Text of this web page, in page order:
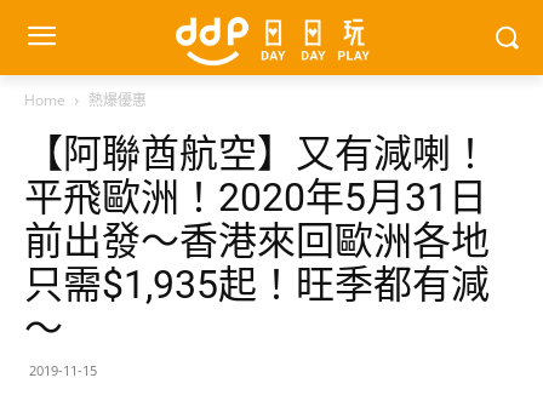
Home 熱爆優惠
【阿聯酋航空】又有減喇！
平飛歐洲！2020年5月31日
前出發～香港來回歐洲各地
只需$1,935起！旺季都有減
～
2019-11-15